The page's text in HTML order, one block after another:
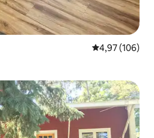
Gemiddelde
4,97 (106)